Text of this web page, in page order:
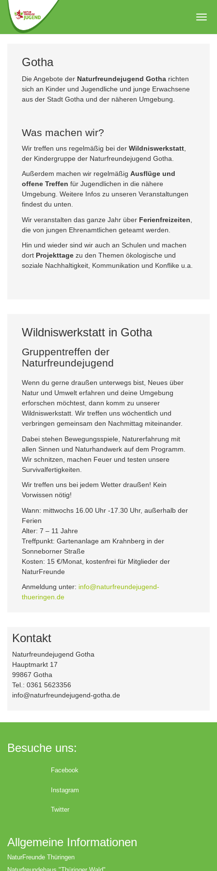
Zum
Hauptinhalt
springen
Gotha
Die Angebote der Naturfreundejugend Gotha richten
sich an Kinder und Jugendliche und junge Erwachsene
aus der Stadt Gotha und der näheren Umgebung.
Was machen wir?
Wir treffen uns regelmäßig bei der Wildniswerkstatt
der Kindergruppe der Naturfreundejugend Gotha.
Außerdem machen wir regelmäßig Ausflüge und
offene Treffen für Jugendlichen in die nähere
Umgebung. Weitere Infos zu unseren Veranstaltungen
findest du unten.
Wir veranstalten das ganze Jahr über Ferienfreizeiten
die von jungen Ehrenamtlichen geteamt werden.
Hin und wieder sind wir auch an Schulen und machen
dort Projekttage zu den Themen ökologische und
soziale Nachhaltigkeit, Kommunikation und Konflike u.a.
Wildniswerkstatt in Gotha
Gruppentreffen der
Naturfreundejugend
Wenn du gerne draußen unterwegs bist, Neues über
Natur und Umwelt erfahren und deine Umgebung
erforschen möchtest, dann komm zu unserer
Wildniswerkstatt. Wir treffen uns wöchentlich und
verbringen gemeinsam den Nachmittag miteinander.
Dabei stehen Bewegungsspiele, Naturerfahrung mit
allen Sinnen und Naturhandwerk auf dem Programm.
Wir schnitzen, machen Feuer und testen unsere
Survivalfertigkeiten.
Wir treffen uns bei jedem Wetter draußen! Kein
Vorwissen nötig!
Wann: mittwochs 16.00 Uhr -17.30 Uhr, außerhalb der
Ferien
Alter: 7 – 11 Jahre
Treffpunkt: Gartenanlage am Krahnberg in der
Sonneborner Straße
Kosten: 15 €/Monat, kostenfrei für Mitglieder der
NaturFreunde
Anmeldung unter: info@naturfreundejugend-
thueringen.de
Kontakt
Naturfreundejugend Gotha
Hauptmarkt 17
99867 Gotha
Tel.: 0361 5623356
info@naturfreundejugend-gotha.de
Besuche uns:
Facebook
Instagram
Twitter
Allgemeine Informationen
NaturFreunde Thüringen
Naturfreundehaus "Thüringer Wald"